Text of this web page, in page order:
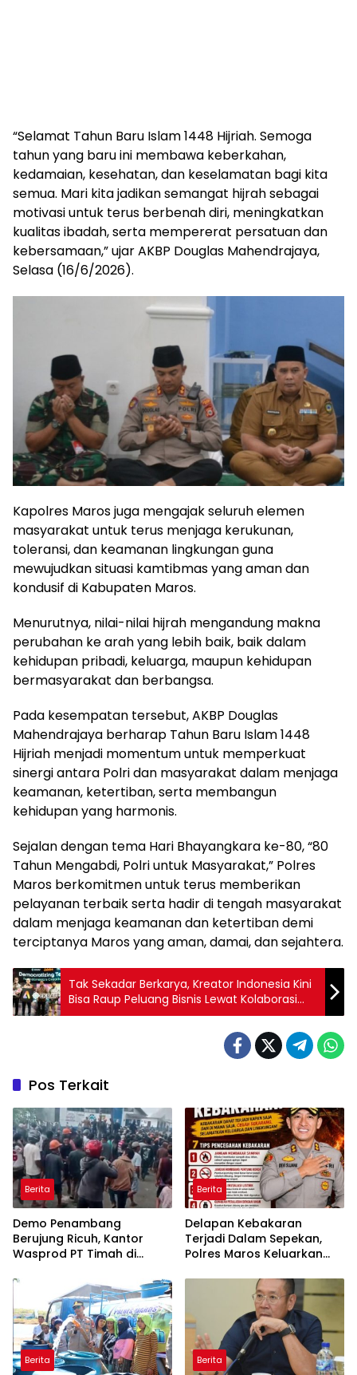
“Selamat Tahun Baru Islam 1448 Hijriah. Semoga
tahun yang baru ini membawa keberkahan,
kedamaian, kesehatan, dan keselamatan bagi kita
semua. Mari kita jadikan semangat hijrah sebagai
motivasi untuk terus berbenah diri, meningkatkan
kualitas ibadah, serta mempererat persatuan dan
kebersamaan,” ujar AKBP Douglas Mahendrajaya,
Selasa (16/6/2026).
Kapolres Maros juga mengajak seluruh elemen
masyarakat untuk terus menjaga kerukunan,
toleransi, dan keamanan lingkungan guna
mewujudkan situasi kamtibmas yang aman dan
kondusif di Kabupaten Maros.
Menurutnya, nilai-nilai hijrah mengandung makna
perubahan ke arah yang lebih baik, baik dalam
kehidupan pribadi, keluarga, maupun kehidupan
bermasyarakat dan berbangsa.
Pada kesempatan tersebut, AKBP Douglas
Mahendrajaya berharap Tahun Baru Islam 1448
Hijriah menjadi momentum untuk memperkuat
sinergi antara Polri dan masyarakat dalam menjaga
keamanan, ketertiban, serta membangun
kehidupan yang harmonis.
Sejalan dengan tema Hari Bhayangkara ke-80, “80
Tahun Mengabdi, Polri untuk Masyarakat,” Polres
Maros berkomitmen untuk terus memberikan
pelayanan terbaik serta hadir di tengah masyarakat
dalam menjaga keamanan dan ketertiban demi
terciptanya Maros yang aman, damai, dan sejahtera.
Tak Sekadar Berkarya, Kreator Indonesia Kini
Bisa Raup Peluang Bisnis Lewat Kolaborasi
Kemenekraf, Indosat dan Adobe
Pos Terkait
Berita
Demo Penambang
Berujung Ricuh, Kantor
Wasprod PT Timah di
Berita
Delapan Kebakaran
Terjadi Dalam Sepekan,
Polres Maros Keluarkan
Masyarakat
Berita Berita